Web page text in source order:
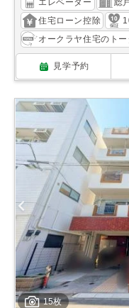
エレベーター 総
住宅ローン控除
オークラヤ住宅のト
見学予約
15枚